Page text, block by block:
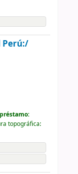
Perú:/
topográfica: